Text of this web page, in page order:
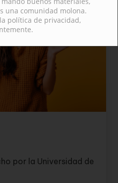
por la Universidad de
una comunidad molona.
política de privacidad,